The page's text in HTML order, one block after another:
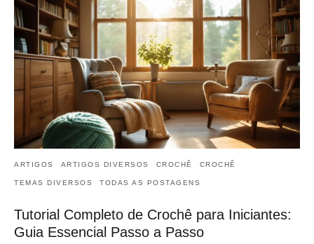
ARTIGOS ARTIGOS DIVERSOS CROCHÊ CROCHÊ
TEMAS DIVERSOS TODAS AS POSTAGENS
Tutorial Completo de Crochê para Iniciantes:
Guia Essencial Passo a Passo